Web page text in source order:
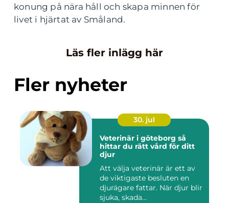
konung på nära håll och skapa minnen för
livet i hjärtat av Småland.
Läs fler inlägg här
Fler nyheter
30. jul
Veterinär i göteborg så
hittar du rätt vård för ditt
djur
Att välja veterinär är ett av
de viktigaste besluten en
djurägare fattar. När djur blir
sjuka, skada...